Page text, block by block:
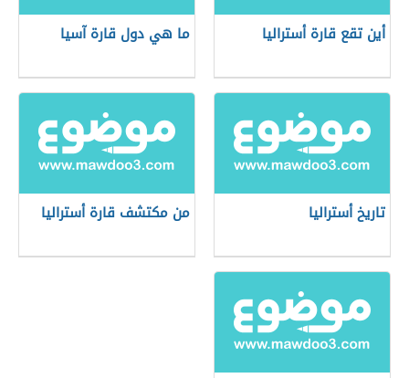
أين تقع قارة أستراليا ما هي دول قارة آسيا
تاريخ أستراليا من مكتشف قارة أستراليا